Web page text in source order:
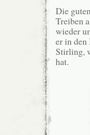
Die
Treiben
wieder
er in
Stirling,
hat.